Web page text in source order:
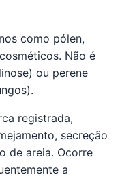
como pólen,
Não é
ou perene
registrada,
secreção
de areia. Ocorre
a